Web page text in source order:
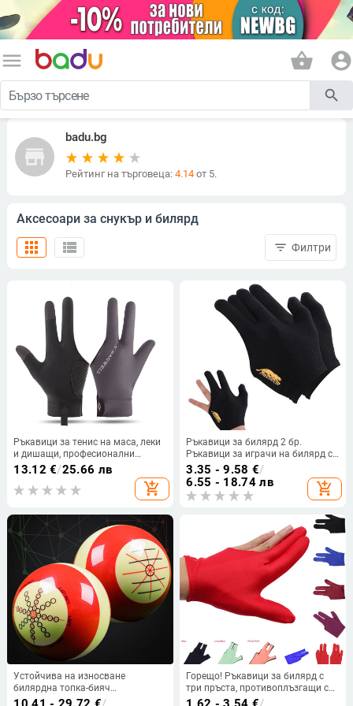
menu shopping_basket account_circle
search
store
badu.bg
Рейтинг на търговеца: 4.14от 5.
Аксесоари за снукър и билярд
view_list
apps filter_list Филтри
Ръкавици за тенис на маса, леки
и дишащи, професионални
снукър с три и половин пръст,
неплъзгащи се, дишащи, от
ледена коприна, за мъже и жени.
13.12 €/25.66 лв
add_shopping_cart
Ръкавици за билярд 2 бр.
Ръкавици за играчи на билярд с
три пръста Бродирани
неплъзгащи се дишащи ръкавици
за билярд Защита на лявата
ръка
3.35 - 9.58 €/
6.55 - 18.74 лв
add_shopping_cart
Устойчива на износване
билярдна топка-бияч
Професионална тренировъчна
Горещо! Ръкавици за билярд с
три пръста, противоплъзгащи се,
снукър, билярдна щека, ръкавица,